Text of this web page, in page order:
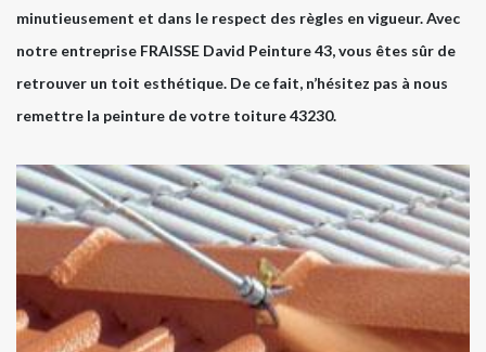
minutieusement et dans le respect des règles en vigueur. Avec
notre entreprise FRAISSE David Peinture 43, vous êtes sûr de
retrouver un toit esthétique. De ce fait, n’hésitez pas à nous
remettre la peinture de votre toiture 43230.